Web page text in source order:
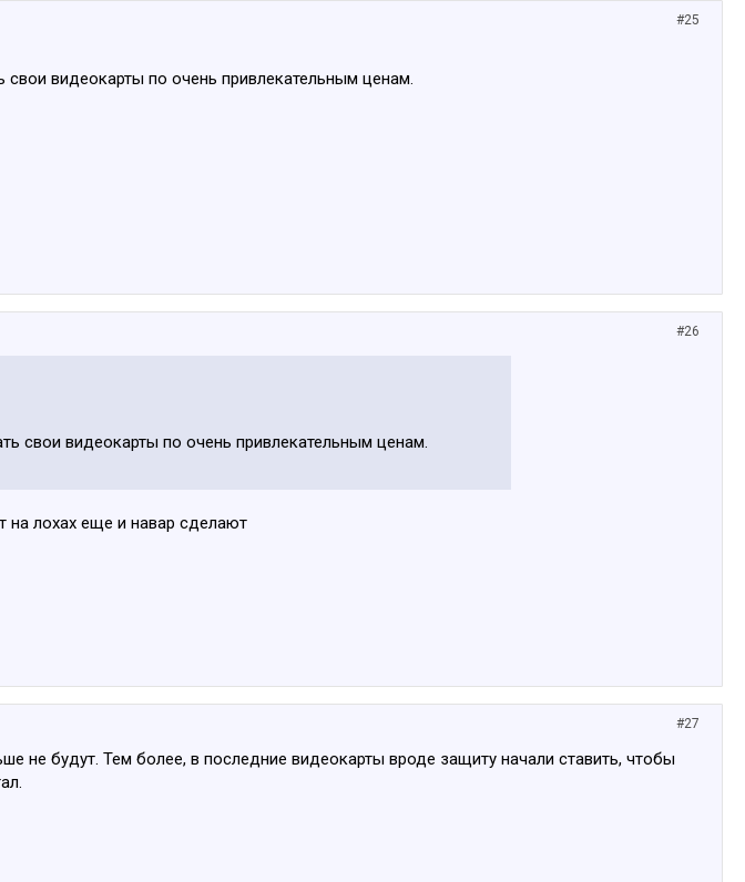
#25
свои видеокарты по очень привлекательным ценам.
#26
свои видеокарты по очень привлекательным ценам.
на лохах еще и навар сделают
#27
не будут. Тем более, в последние видеокарты вроде защиту начали ставить, чтобы